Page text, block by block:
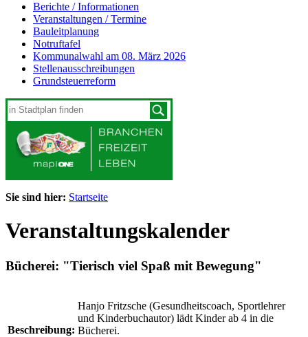
Berichte / Informationen
Veranstaltungen / Termine
Bauleitplanung
Notruftafel
Kommunalwahl am 08. März 2026
Stellenausschreibungen
Grundsteuerreform
Sie sind hier: Startseite
Veranstaltungskalender
Bücherei: "Tierisch viel Spaß mit Bewegung"
Beschreibung:
Hanjo Fritzsche (Gesundheitscoach, Sportlehrer
und Kinderbuchautor) lädt Kinder ab 4 in die
Bücherei.